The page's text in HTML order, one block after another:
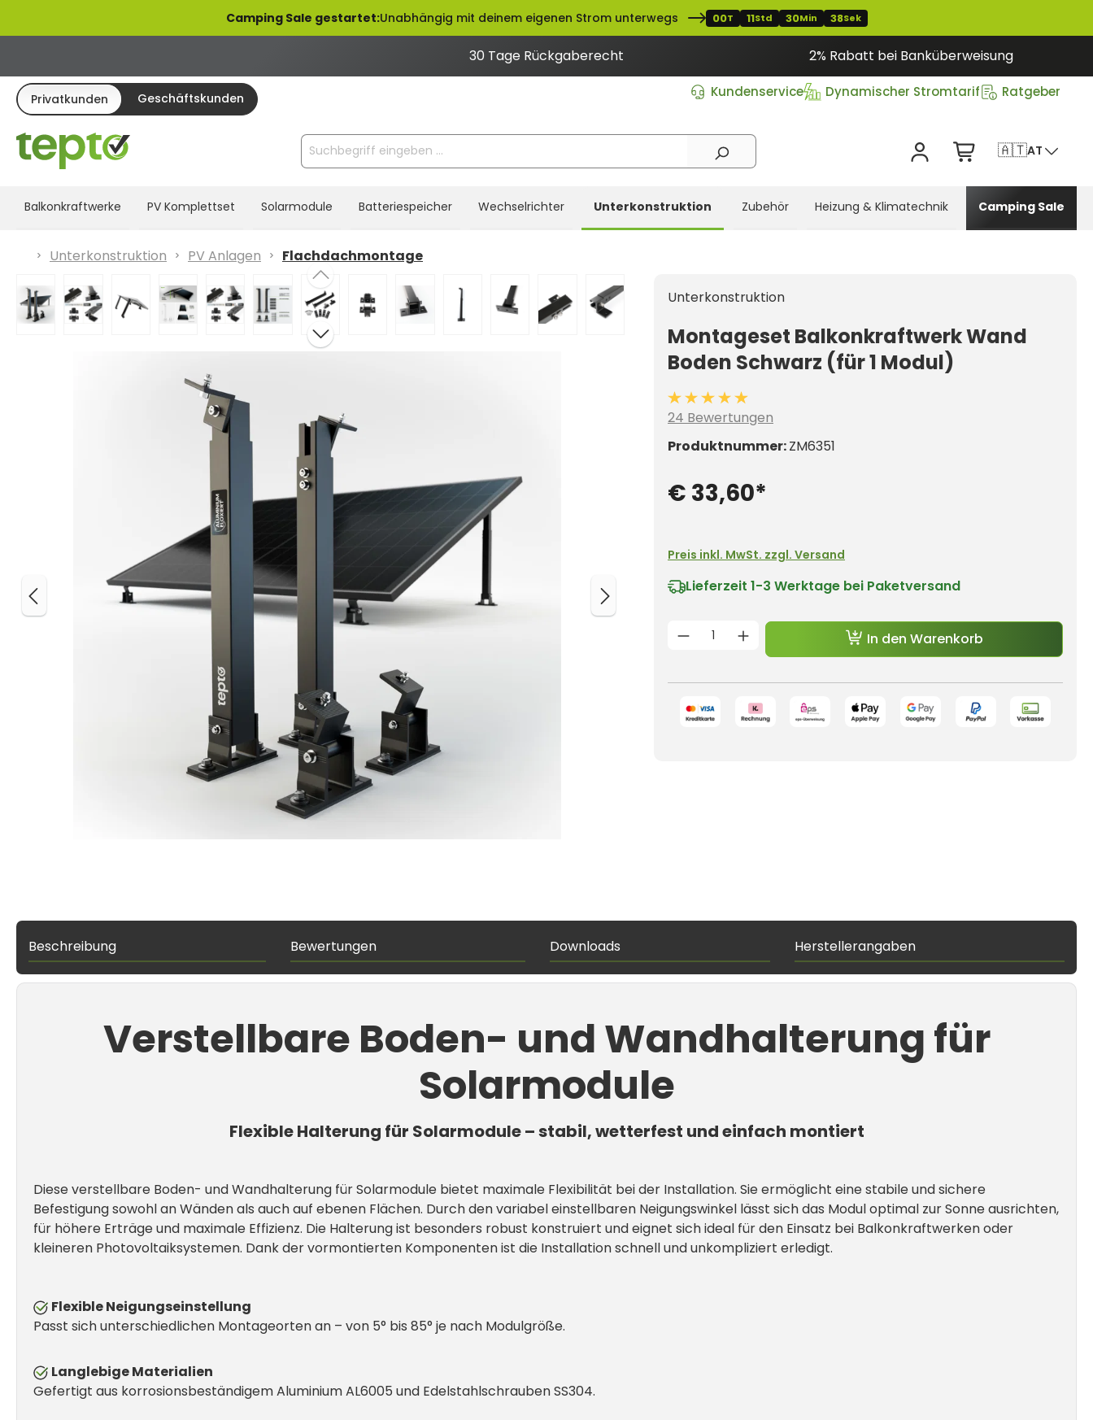
Zur Hauptnavigation springenCamping Sale gestartet:Unabhängig mit deinem eigenen Strom unterwegs 00T 11Std 30Min 37Sek
30 Tage Rückgaberecht 2% Rabatt bei Banküberweisung
Privatkunden Geschäftskunden Kundenservice Dynamischer Stromtarif Ratgeber
🇦🇹AT
Balkonkraftwerke PV Komplettset Solarmodule Batteriespeicher Wechselrichter Unterkonstruktion Zubehör Heizung & Klimatechnik Camping Sale
Unterkonstruktion PV Anlagen
Flachdachmontage
Bildergalerie überspringen
Unterkonstruktion
Montageset Balkonkraftwerk Wand
Boden Schwarz (für 1 Modul)
Durchschnittliche Bewertung von 4.8 von 5 Sternen
24 Bewertungen
Produktnummer:ZM6351
€ 33,60*
Preis inkl. MwSt. zzgl. Versand
Lieferzeit 1-3 Werktage bei Paketversand
Produkt Anzahl: Gib den gewünschten
In den Warenkorb
Beschreibung Bewertungen Downloads Herstellerangaben
Verstellbare Boden- und Wandhalterung für
Solarmodule
Flexible Halterung für Solarmodule – stabil, wetterfest und einfach montiert
Diese verstellbare Boden- und Wandhalterung für Solarmodule bietet maximale Flexibilität bei der Installation. Sie ermöglicht eine stabile und sichere
Befestigung sowohl an Wänden als auch auf ebenen Flächen. Durch den variabel einstellbaren Neigungswinkel lässt sich das Modul optimal zur Sonne ausrichten,
für höhere Erträge und maximale Effizienz. Die Halterung ist besonders robust konstruiert und eignet sich ideal für den Einsatz bei Balkonkraftwerken oder
kleineren Photovoltaiksystemen. Dank der vormontierten Komponenten ist die Installation schnell und unkompliziert erledigt.
Flexible Neigungseinstellung
Passt sich unterschiedlichen Montageorten an – von 5° bis 85° je nach Modulgröße.
Langlebige Materialien
Gefertigt aus korrosionsbeständigem Aluminium AL6005 und Edelstahlschrauben SS304.